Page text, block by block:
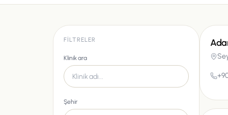
FILTRELER
Klinik ara
Şehir